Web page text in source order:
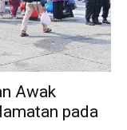
Awak
pada